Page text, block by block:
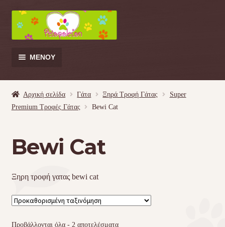
Απευθείας
μετάβαση
στην
πλοήγηση
Μετάβαση
σε
περιεχόμενο
ΜΕΝΟΎ
Σκύλος
Πουλί
Κρεβατάκια
Αρχική σελίδα Γάτα Ξηρά Τροφή Γάτας
Super
Premium Τροφές Γάτας
Bewi Cat
Bewi Cat
Ξηρη τροφή γατας bewi cat
Προβάλλονται όλα - 2 αποτελέσματα